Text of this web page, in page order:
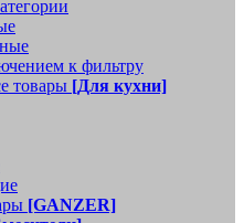
к фильтру
товары [Для кухни]
[GANZER]